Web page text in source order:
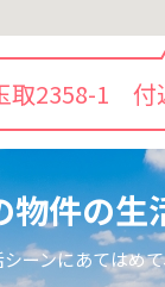
取2358-1 付
物件の⽣
ーンにあてはめ